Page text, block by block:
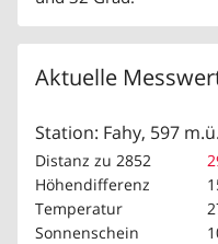
Aktuelle
Station: Fahy, 597
Distanz zu 2852
Höhendifferenz
Temperatur
Sonnenschein